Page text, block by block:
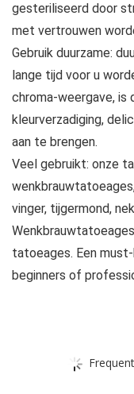
gesteriliseerd door
met vertrouwen
Gebruik duurzame:
lange tijd voor u
chroma-weergave, is
kleurverzadiging,
aan te brengen.
Veel gebruikt: onze
vinger, tijgermond,
tatoeages. Een
beginners of